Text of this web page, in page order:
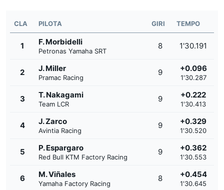
CLA PILOTA GIRI TEMPO
1 F. Morbidelli
Petronas Yamaha SRT
8 1'30.191
2 J. Miller
Pramac Racing
9 +0.096
1'30.287
3 T. Nakagami
Team LCR
9 +0.222
1'30.413
4 J. Zarco
Avintia Racing
9 +0.329
1'30.520
5 P. Espargaro
Red Bull KTM Factory Racing
9 +0.362
1'30.553
6 M. Viñales
Yamaha Factory Racing
8 +0.454
1'30.645